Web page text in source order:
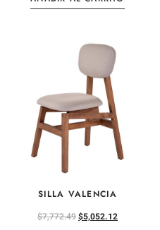
SILLA VALENCIA
$7,772.49$5,052.12